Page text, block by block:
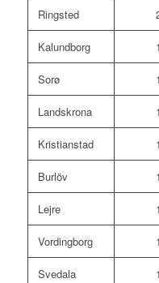
Ringsted
Kalundborg
Sorø
Landskrona
Kristianstad
Burlöv
Lejre
Vordingborg
Svedala